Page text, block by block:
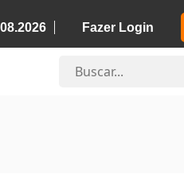
Fazer Login